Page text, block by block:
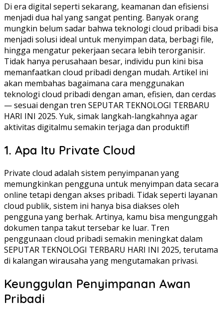
Di era digital seperti sekarang, keamanan dan efisiensi
menjadi dua hal yang sangat penting. Banyak orang
mungkin belum sadar bahwa teknologi cloud pribadi bisa
menjadi solusi ideal untuk menyimpan data, berbagi file,
hingga mengatur pekerjaan secara lebih terorganisir.
Tidak hanya perusahaan besar, individu pun kini bisa
memanfaatkan cloud pribadi dengan mudah. Artikel ini
akan membahas bagaimana cara menggunakan
teknologi cloud pribadi dengan aman, efisien, dan cerdas
— sesuai dengan tren SEPUTAR TEKNOLOGI TERBARU
HARI INI 2025. Yuk, simak langkah-langkahnya agar
aktivitas digitalmu semakin terjaga dan produktif!
1. Apa Itu Private Cloud
Private cloud adalah sistem penyimpanan yang
memungkinkan pengguna untuk menyimpan data secara
online tetapi dengan akses pribadi. Tidak seperti layanan
cloud publik, sistem ini hanya bisa diakses oleh
pengguna yang berhak. Artinya, kamu bisa mengunggah
dokumen tanpa takut tersebar ke luar. Tren
penggunaan cloud pribadi semakin meningkat dalam
SEPUTAR TEKNOLOGI TERBARU HARI INI 2025, terutama
di kalangan wirausaha yang mengutamakan privasi.
Keunggulan Penyimpanan Awan
Pribadi